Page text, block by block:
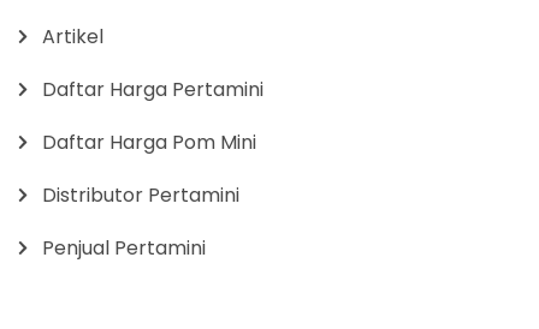
Artikel
Daftar Harga Pertamini
Daftar Harga Pom Mini
Distributor Pertamini
Penjual Pertamini